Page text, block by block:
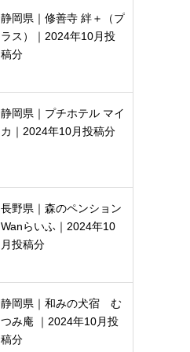
静岡県｜修善寺 絆＋（プ
ラス）｜2024年10月投
稿分
静岡県｜プチホテル マイ
カ｜2024年10月投稿分
長野県｜森のペンション
Wanらいふ｜2024年10
月投稿分
静岡県｜和みの犬宿 む
つみ庵 ｜2024年10月投
稿分